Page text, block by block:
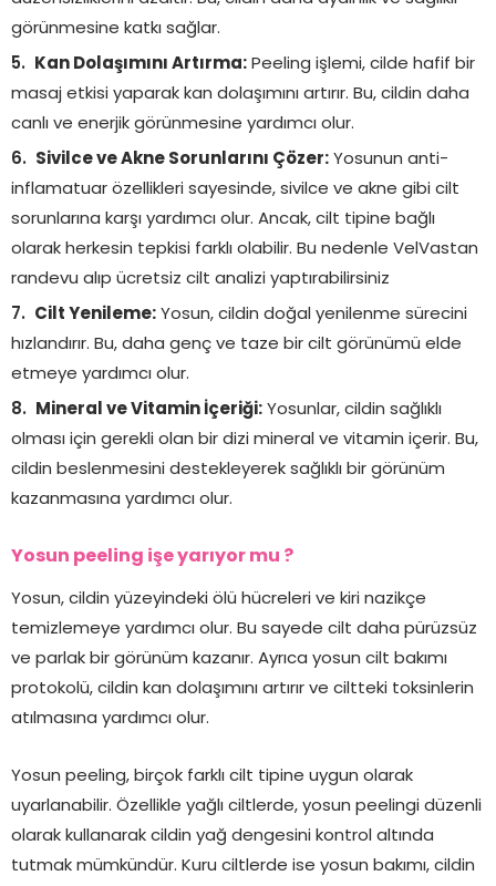
görünmesine katkı sağlar.
Kan Dolaşımını Artırma:Peeling işlemi, cilde hafif bir
masaj etkisi yaparak kan dolaşımını artırır. Bu, cildin daha
canlı ve enerjik görünmesine yardımcı olur.
Sivilce ve Akne Sorunlarını Çözer:Yosunun anti-
inflamatuar özellikleri sayesinde, sivilce ve akne gibi cilt
sorunlarına karşı yardımcı olur. Ancak, cilt tipine bağlı
olarak herkesin tepkisi farklı olabilir. Bu nedenle VelVastan
randevu alıp ücretsiz cilt analizi yaptırabilirsiniz
Cilt Yenileme:Yosun, cildin doğal yenilenme sürecini
hızlandırır. Bu, daha genç ve taze bir cilt görünümü elde
etmeye yardımcı olur.
Mineral ve Vitamin İçeriği:Yosunlar, cildin sağlıklı
olması için gerekli olan bir dizi mineral ve vitamin içerir. Bu,
cildin beslenmesini destekleyerek sağlıklı bir görünüm
kazanmasına yardımcı olur.
Yosun peeling işe yarıyor mu ?
Yosun, cildin yüzeyindeki ölü hücreleri ve kiri nazikçe
temizlemeye yardımcı olur. Bu sayede cilt daha pürüzsüz
ve parlak bir görünüm kazanır. Ayrıca yosun cilt bakımı
protokolü, cildin kan dolaşımını artırır ve ciltteki toksinlerin
atılmasına yardımcı olur.
Yosun peeling, birçok farklı cilt tipine uygun olarak
uyarlanabilir. Özellikle yağlı ciltlerde, yosun peelingi düzenli
olarak kullanarak cildin yağ dengesini kontrol altında
tutmak mümkündür. Kuru ciltlerde ise yosun bakımı, cildin